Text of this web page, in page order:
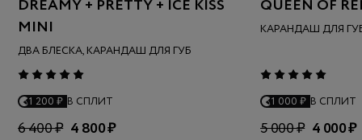
DREAMY + PRETTY + ICE KISS
MINI
ДВА БЛЕСКА, КАРАНДАШ ДЛЯ ГУБ
1 200 ₽ В СПЛИТ
6 400 ₽ 4 800 ₽
QUEEN OF
КАРАНДАШ ДЛЯ
1 000 ₽ В СПЛИТ
5 000 ₽ 4 000 ₽